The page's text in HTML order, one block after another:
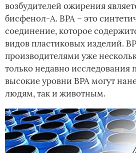
возбудителей ожирения
бисфенол-А. BPA – это
соединение, которое
видов пластиковых изделий.
производителями уже
только недавно исследования
высокие уровни BPA могут
людям, так и животным.